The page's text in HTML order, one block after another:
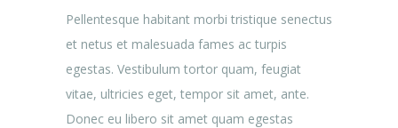
Pellentesque habitant morbi tristique senectus
et netus et malesuada fames ac turpis
egestas. Vestibulum tortor quam, feugiat
vitae, ultricies eget, tempor sit amet, ante.
Donec eu libero sit amet quam egestas